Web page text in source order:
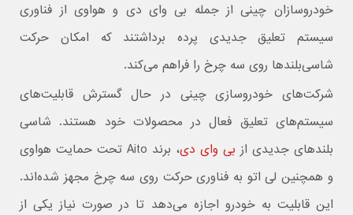
خودروسازان چینی از جمله بی وای دی و هواوی از فناوری
سیستم تعلیق جدیدی پرده برداشتند که امکان حرکت
شاسی‌بلندها روی سه چرخ را فراهم می‌کند.
شرکت‌های خودروسازی چینی در حال گسترش قابلیت‌های
سیستم‌های تعلیق فعال در محصولات خود هستند. شاسی
بلندهای جدیدی از بی وای دی
، برند Aito تحت حمایت هواوی
و همچنین لی اتو به فناوری حرکت روی سه چرخ مجهز شده‌اند.
این قابلیت به خودرو اجازه می‌دهد تا در صورت نیاز یکی از